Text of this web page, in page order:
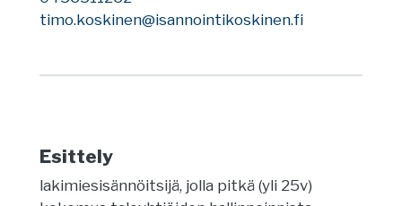
timo.koskinen@isannointikoskinen.fi
Esittely
lakimiesisännöitsijä, jolla pitkä (yli 25v)